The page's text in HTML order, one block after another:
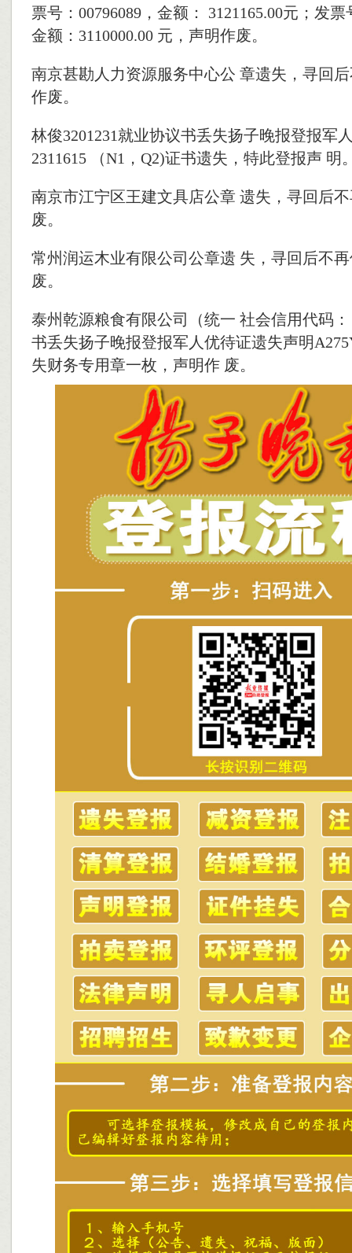
票号：00796089，金额： 3121165.00元；发票
金额：3110000.00 元，声明作废。
南京甚勘人力资源服务中心公 章遗失，寻回
作废。
林俊3201231就业协议书丢失扬子晚报登报军
2311615 （N1，Q2)证书遗失，特此登报声 明
南京市江宁区王建文具店公章 遗失，寻回后
废。
常州润运木业有限公司公章遗 失，寻回后不
废。
泰州乾源粮食有限公司（统一 社会信用代码：
书丢失扬子晚报登报军人优待证遗失声明
失财务专用章一枚，声明作 废。